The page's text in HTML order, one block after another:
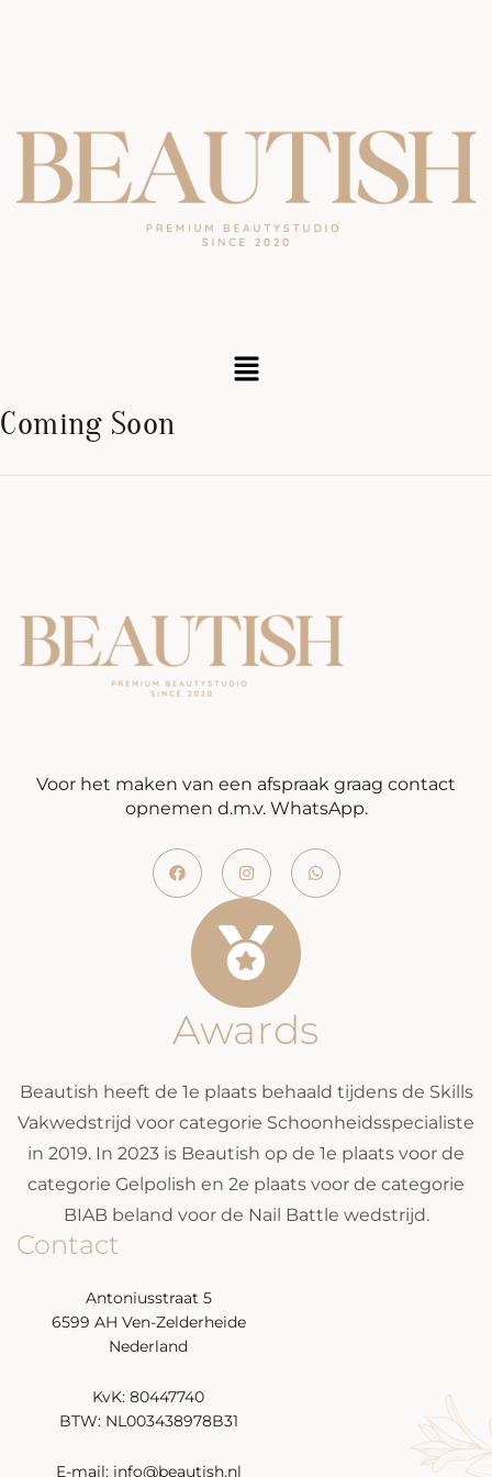
Coming Soon
Awards
Beautish heeft de 1e plaats behaald tijdens de Skills
Vakwedstrijd voor categorie Schoonheidsspecialiste
in 2019. In 2023 is Beautish op de 1e plaats voor de
categorie Gelpolish en 2e plaats voor de categorie
BIAB beland voor de Nail Battle wedstrijd.
Voor het maken van een afspraak graag contact
opnemen d.m.v. WhatsApp.
Contact
Antoniusstraat 5
6599 AH Ven-Zelderheide
Nederland
KvK: 80447740
BTW: NL003438978B31
E-mail: info@beautish.nl